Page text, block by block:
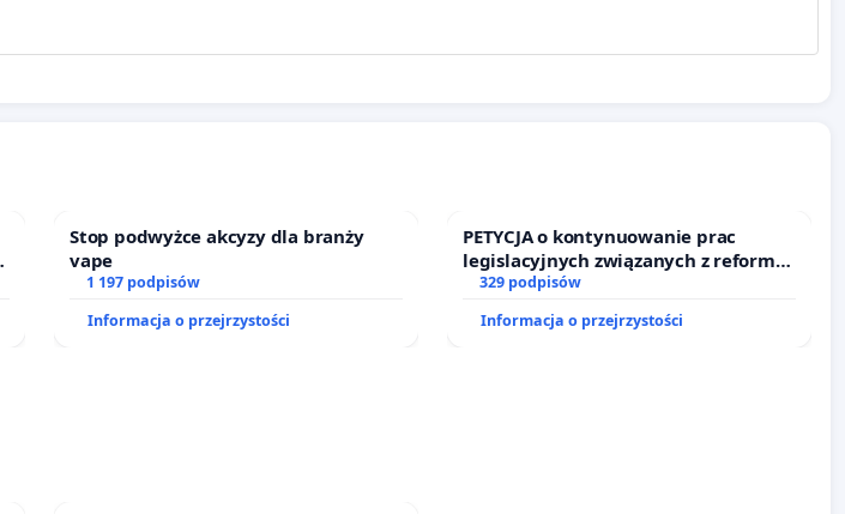
Stop podwyżce akcyzy dla branży
vape
1 197 podpisów
Informacja o przejrzystości
PETYCJA o kontynuowanie prac
legislacyjnych związanych z reformą
prawa rodzinnego
329 podpisów
Informacja o przejrzystości